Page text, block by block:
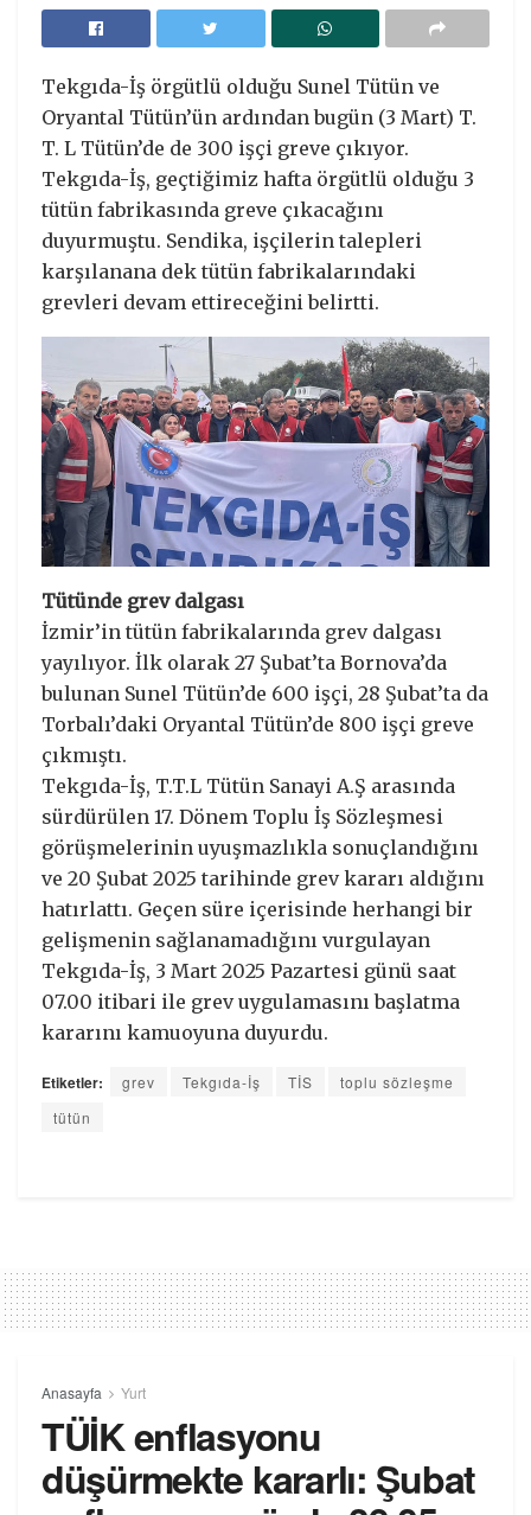
Tekgıda-İş örgütlü olduğu Sunel Tütün ve
Oryantal Tütün’ün ardından bugün (3 Mart) T.
T. L Tütün’de de 300 işçi greve çıkıyor.
Tekgıda-İş, geçtiğimiz hafta örgütlü olduğu 3
tütün fabrikasında greve çıkacağını
duyurmuştu. Sendika, işçilerin talepleri
karşılanana dek tütün fabrikalarındaki
grevleri devam ettireceğini belirtti.
Tütünde grev dalgası
İzmir’in tütün fabrikalarında grev dalgası
yayılıyor. İlk olarak 27 Şubat’ta Bornova’da
bulunan Sunel Tütün’de 600 işçi, 28 Şubat’ta da
Torbalı’daki Oryantal Tütün’de 800 işçi greve
çıkmıştı.
Tekgıda-İş, T.T.L Tütün Sanayi A.Ş arasında
sürdürülen 17. Dönem Toplu İş Sözleşmesi
görüşmelerinin uyuşmazlıkla sonuçlandığını
ve 20 Şubat 2025 tarihinde grev kararı aldığını
hatırlattı. Geçen süre içerisinde herhangi bir
gelişmenin sağlanamadığını vurgulayan
Tekgıda-İş, 3 Mart 2025 Pazartesi günü saat
07.00 itibari ile grev uygulamasını başlatma
kararını kamuoyuna duyurdu.
Etiketler: grev Tekgıda-İş TİS
toplu sözleşme
tütün
Anasayfa Yurt
TÜİK enflasyonu
düşürmekte kararlı: Şubat